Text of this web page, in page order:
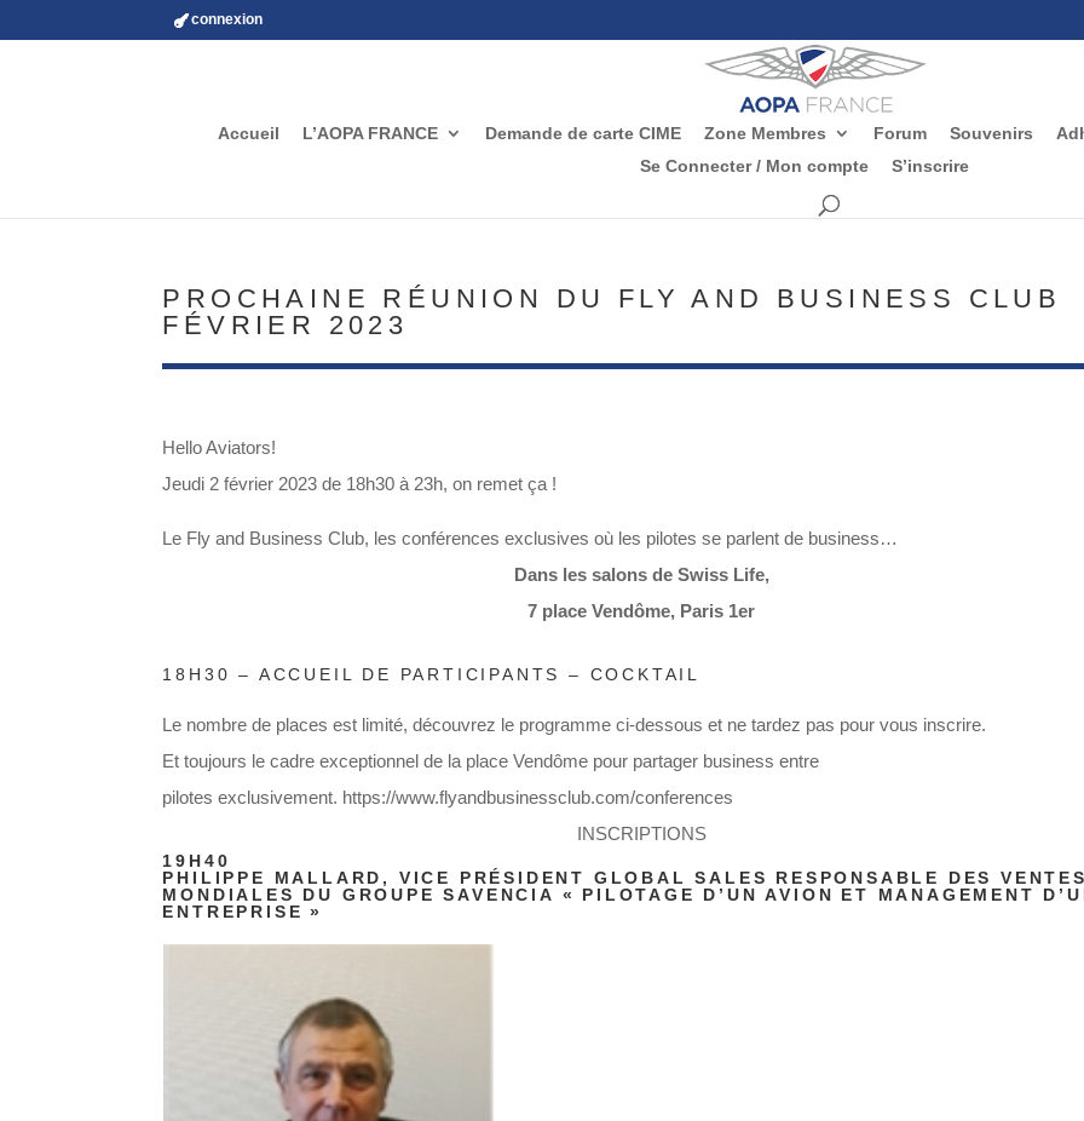
connexion
Accueil L’AOPA FRANCE Demande de carte CIME Zone Membres Forum Souvenirs
Se Connecter / Mon compte
S’inscrire
PROCHAINE RÉUNION DU FLY AND BUSINESS CLUB
FÉVRIER 2023
Hello Aviators!
Jeudi 2 février 2023 de 18h30 à 23h, on remet ça !
Le Fly and Business Club, les conférences exclusives où les pilotes se parlent de business…
Dans les salons de Swiss Life,
7 place Vendôme, Paris 1er
18H30 – ACCUEIL DE PARTICIPANTS – COCKTAIL
Le nombre de places est limité, découvrez le programme ci-dessous et ne tardez pas pour vous inscrire.
Et toujours le cadre exceptionnel de la place Vendôme pour partager business entre
pilotes exclusivement. https://www.flyandbusinessclub.com/conferences
INSCRIPTIONS
19H40
PHILIPPE MALLARD, VICE PRÉSIDENT GLOBAL SALES RESPONSABLE DES VENTES
MONDIALES DU GROUPE SAVENCIA « PILOTAGE D’UN AVION ET MANAGEMENT
ENTREPRISE »